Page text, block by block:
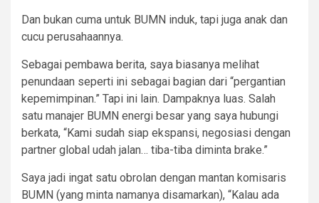
Dan bukan cuma untuk BUMN induk, tapi juga anak dan
cucu perusahaannya.
Sebagai pembawa berita, saya biasanya melihat
penundaan seperti ini sebagai bagian dari “pergantian
kepemimpinan.” Tapi ini lain. Dampaknya luas. Salah
satu manajer BUMN energi besar yang saya hubungi
berkata, “Kami sudah siap ekspansi, negosiasi dengan
partner global udah jalan… tiba-tiba diminta brake.”
Saya jadi ingat satu obrolan dengan mantan komisaris
BUMN (yang minta namanya disamarkan), “Kalau ada